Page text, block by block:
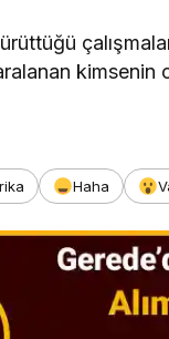
kimsenin
Haha